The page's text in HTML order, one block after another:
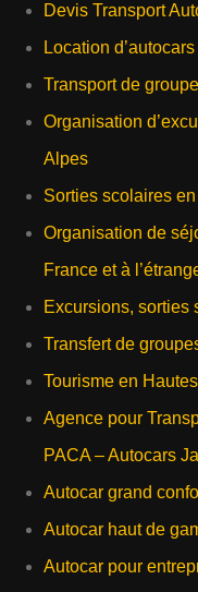
Devis Transport
Location
Transport de
Organisation
Alpes
Sorties scolaires
Organisation de
France et à
Excursions, sorties
Transfert de
Tourisme en
Agence pour
PACA – Autocars
Autocar grand
Autocar haut de
Autocar pour